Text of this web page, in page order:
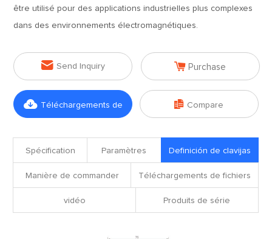
être utilisé pour des applications industrielles plus complexes
dans des environnements électromagnétiques.
 Send Inquiry  Purchase
 Téléchargements de  Compare
Spécification Paramètres Definición de clavijas
Manière de commander Téléchargements de fichiers
vidéo Produits de série